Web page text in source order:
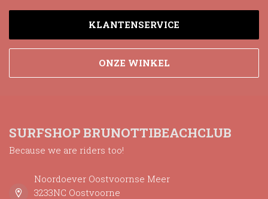
KLANTENSERVICE
ONZE WINKEL
SURFSHOP BRUNOTTIBEACHCLUB
Because we are riders too!
Noordoever Oostvoornse Meer
3233NC Oostvoorne